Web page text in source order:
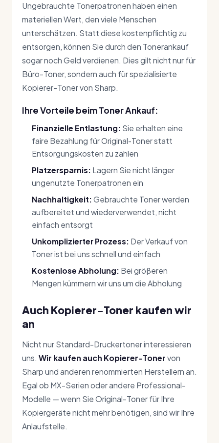
Ungebrauchte Tonerpatronen haben einen
materiellen Wert, den viele Menschen
unterschätzen. Statt diese kostenpflichtig zu
entsorgen, können Sie durch den Tonerankauf
sogar noch Geld verdienen. Dies gilt nicht nur für
Büro-Toner, sondern auch für spezialisierte
Kopierer-Toner von Sharp.
Ihre Vorteile beim Toner Ankauf:
Finanzielle Entlastung: Sie erhalten eine
faire Bezahlung für Original-Toner statt
Entsorgungskosten zu zahlen
Platzersparnis: Lagern Sie nicht länger
ungenutzte Tonerpatronen ein
Nachhaltigkeit: Gebrauchte Toner werden
aufbereitet und wiederverwendet, nicht
einfach entsorgt
Unkomplizierter Prozess: Der Verkauf von
Toner ist bei uns schnell und einfach
Kostenlose Abholung: Bei größeren
Mengen kümmern wir uns um die Abholung
Auch Kopierer-Toner kaufen wir
an
Nicht nur Standard-Druckertoner interessieren
uns. Wir kaufen auch Kopierer-Tonervon
Sharp und anderen renommierten Herstellern an.
Egal ob MX-Serien oder andere Professional-
Modelle — wenn Sie Original-Toner für Ihre
Kopiergeräte nicht mehr benötigen, sind wir Ihre
Anlaufstelle.